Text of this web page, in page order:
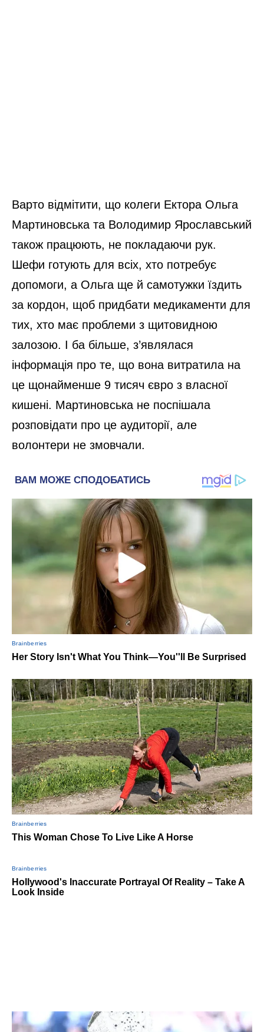
Варто відмітити, що колеги Ектора Ольга
Мартиновська та Володимир Ярославський
також працюють, не покладаючи рук.
Шефи готують для всіх, хто потребує
допомоги, а Ольга ще й самотужки їздить
за кордон, щоб придбати медикаменти для
тих, хто має проблеми з щитовидною
залозою. І ба більше, з’являлася
інформація про те, що вона витратила на
це щонайменше 9 тисяч євро з власної
кишені. Мартиновська не поспішала
розповідати про це аудиторії, але
волонтери не змовчали.